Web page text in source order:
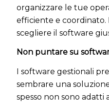
organizzare le tue
efficiente e coordinato.
scegliere il software
Non puntare su
I software gestionali
sembrare una
spesso non sono adatti